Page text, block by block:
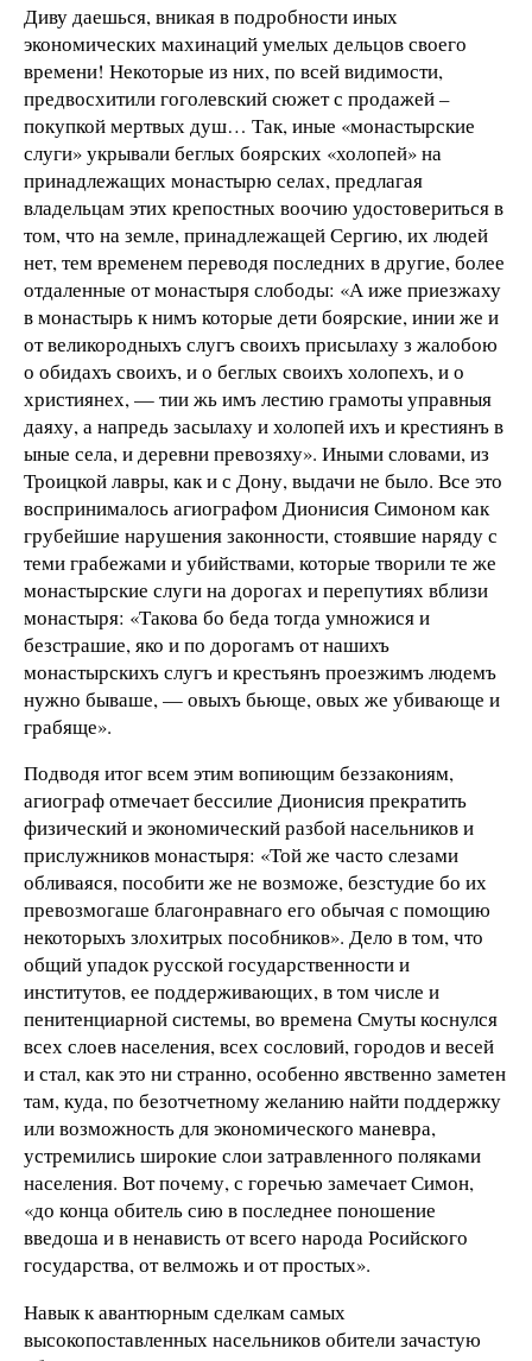
Диву даешься, вникая в подробности иных
экономических махинаций умелых дельцов своего
времени! Некоторые из них, по всей видимости,
предвосхитили гоголевский сюжет с продажей –
покупкой мертвых душ… Так, иные «монастырские
слуги» укрывали беглых боярских «холопей» на
принадлежащих монастырю селах, предлагая
владельцам этих крепостных воочию удостовериться в
том, что на земле, принадлежащей Сергию, их людей
нет, тем временем переводя последних в другие, более
отдаленные от монастыря слободы: «А иже приезжаху
в монастырь к нимъ которые дети боярские, инии же и
от великородныхъ слугъ своихъ присылаху з жалобою
о обидахъ своихъ, и о беглых своихъ холопехъ, и о
християнех, — тии жь имъ лестию грамоты управныя
даяху, а напредь засылаху и холопей ихъ и крестиянъ в
ыные села, и деревни превозяху». Иными словами, из
Троицкой лавры, как и с Дону, выдачи не было. Все это
воспринималось агиографом Дионисия Симоном как
грубейшие нарушения законности, стоявшие наряду с
теми грабежами и убийствами, которые творили те же
монастырские слуги на дорогах и перепутиях вблизи
монастыря: «Такова бо беда тогда умножися и
безстрашие, яко и по дорогамъ от нашихъ
монастырскихъ слугъ и крестьянъ проезжимъ людемъ
нужно бываше, — овыхъ бьюще, овых же убивающе и
грабяще».
Подводя итог всем этим вопиющим беззакониям,
агиограф отмечает бессилие Дионисия прекратить
физический и экономический разбой насельников и
прислужников монастыря: «Той же часто слезами
обливаяся, пособити же не возможе, безстудие бо их
превозмогаше благонравнаго его обычая с помощию
некоторыхъ злохитрых пособников». Дело в том, что
общий упадок русской государственности и
институтов, ее поддерживающих, в том числе и
пенитенциарной системы, во времена Смуты коснулся
всех слоев населения, всех сословий, городов и весей
и стал, как это ни странно, особенно явственно заметен
там, куда, по безотчетному желанию найти поддержку
или возможность для экономического маневра,
устремились широкие слои затравленного поляками
населения. Вот почему, с горечью замечает Симон,
«до конца обитель сию в последнее поношение
введоша и в ненависть от всего народа Росийского
государства, от велможь и от простых».
Навык к авантюрным сделкам самых
высокопоставленных насельников обители зачастую